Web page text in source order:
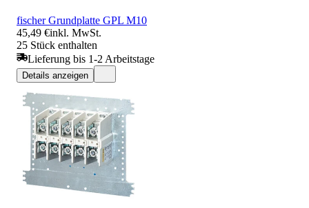
fischer Grundplatte GPL M10
45,49 €inkl. MwSt.
25 Stück enthalten
Lieferung bis 1-2 Arbeitstage
Details anzeigen